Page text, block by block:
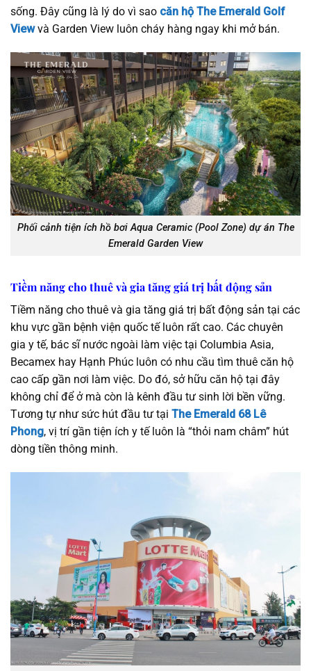
sống. Đây cũng là lý do vì sao căn hộ The Emerald Golf
Viewvà Garden View luôn cháy hàng ngay khi mở bán.
Phối cảnh tiện ích hồ bơi Aqua Ceramic (Pool Zone) dự án The
Emerald Garden View
Tiềm năng cho thuê và gia tăng giá trị bất động sản
Tiềm năng cho thuê và gia tăng giá trị bất động sản tại các
khu vực gần bệnh viện quốc tế luôn rất cao. Các chuyên
gia y tế, bác sĩ nước ngoài làm việc tại Columbia Asia,
Becamex hay Hạnh Phúc luôn có nhu cầu tìm thuê căn hộ
cao cấp gần nơi làm việc. Do đó, sở hữu căn hộ tại đây
không chỉ để ở mà còn là kênh đầu tư sinh lời bền vững.
Tương tự như sức hút đầu tư tại The Emerald 68 Lê
Phong, vị trí gần tiện ích y tế luôn là “thỏi nam châm” hút
dòng tiền thông minh.